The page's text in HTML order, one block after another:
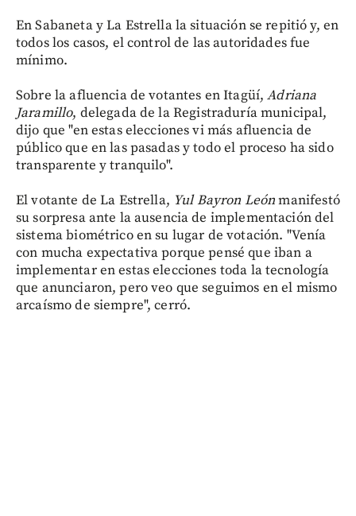
En Sabaneta y La Estrella la situación se repitió y, en
todos los casos, el control de las autoridades fue
mínimo.
Sobre la afluencia de votantes en Itagüí,Adriana
Jaramillo, delegada de la Registraduría municipal,
dijo que "en estas elecciones vi más afluencia de
público que en las pasadas y todo el proceso ha sido
transparente y tranquilo".
El votante de La Estrella, Yul Bayron Leónmanifestó
su sorpresa ante la ausencia de implementación del
sistema biométrico en su lugar de votación. "Venía
con mucha expectativa porque pensé que iban a
implementar en estas elecciones toda la tecnología
que anunciaron, pero veo que seguimos en el mismo
arcaísmo de siempre", cerró.